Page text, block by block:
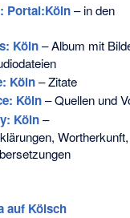
Portal:Köln– in den
: Köln– Album mit
Köln– Zitate
Köln– Quellen und
Köln–
Wortherkunft,
auf Kölsch